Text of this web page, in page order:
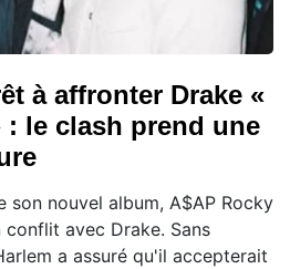
à affronter Drake «
: le clash prend une
son nouvel album, A$AP Rocky
avec Drake. Sans
a assuré qu'il accepterait